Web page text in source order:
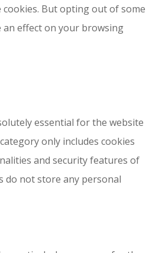
But opting out of some
an effect on your browsing
essential for the website
only includes cookies
and security features of
do not store any personal